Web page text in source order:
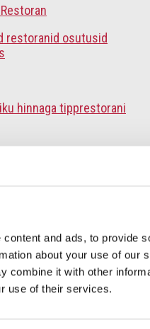
and ads, to provide
about your use of our
combine it with other
use of their services.
restoranid osutusid
hinnaga tipprestorani
kus väljas